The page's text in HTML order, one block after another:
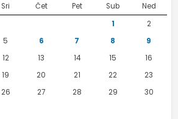
Sri Čet Pet Sub
Ned
1
2
5 6 7 8
9
12 13 14 15
16
19 20 21 22
23
26 27 28 29
30